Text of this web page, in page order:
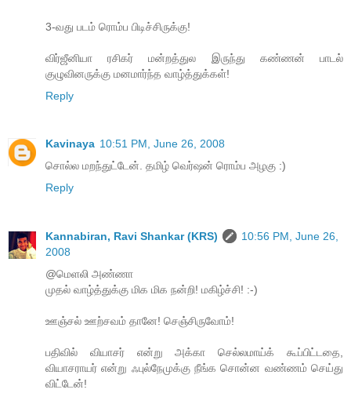
3-வது படம் ரொம்ப பிடிச்சிருக்கு!
விர்ஜீனியா ரசிகர் மன்றத்துல இருந்து கண்ணன் பாடல்
குழுவினருக்கு மனமார்ந்த வாழ்த்துக்கள்!
Reply
Kavinaya 10:51 PM, June 26, 2008
சொல்ல மறந்துட்டேன். தமிழ் வெர்ஷன் ரொம்ப அழகு :)
Reply
Kannabiran, Ravi Shankar (KRS)
10:56 PM, June 26,
2008
@மெளலி அண்ணா
முதல் வாழ்த்துக்கு மிக மிக நன்றி! மகிழ்ச்சி! :-)
ஊஞ்சல் ஊற்சவம் தானே! செஞ்சிருவோம்!
பதிவில் வியாசர் என்று அக்கா செல்லமாய்க் கூப்பிட்டதை,
வியாசராயர் என்று ஃபுல்நேமுக்கு நீங்க சொன்ன வண்ணம் செய்து
விட்டேன்!